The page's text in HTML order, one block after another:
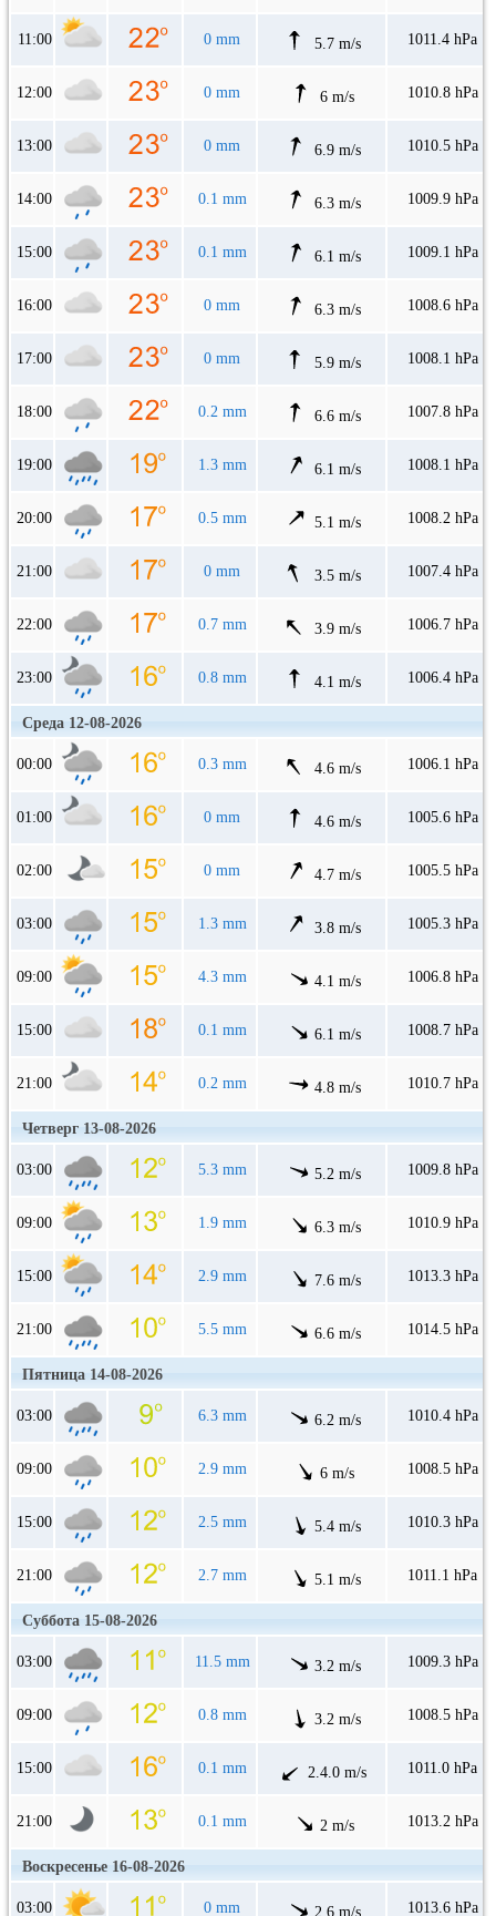
11:00 0 mm 5.7 m/s 1011.4 hPa
12:00 0 mm 6 m/s 1010.8 hPa
13:00 0 mm 6.9 m/s 1010.5 hPa
14:00 0.1 mm 6.3 m/s 1009.9 hPa
15:00 0.1 mm 6.1 m/s 1009.1 hPa
16:00 0 mm 6.3 m/s 1008.6 hPa
17:00 0 mm 5.9 m/s 1008.1 hPa
18:00 0.2 mm 6.6 m/s 1007.8 hPa
19:00 1.3 mm 6.1 m/s 1008.1 hPa
20:00 0.5 mm 5.1 m/s 1008.2 hPa
21:00 0 mm 3.5 m/s 1007.4 hPa
22:00 0.7 mm 3.9 m/s 1006.7 hPa
23:00 0.8 mm 4.1 m/s 1006.4 hPa
Среда 12-08-2026
00:00 0.3 mm 4.6 m/s 1006.1 hPa
01:00 0 mm 4.6 m/s 1005.6 hPa
02:00 0 mm 4.7 m/s 1005.5 hPa
03:00 1.3 mm 3.8 m/s 1005.3 hPa
09:00 4.3 mm 4.1 m/s 1006.8 hPa
15:00 0.1 mm 6.1 m/s 1008.7 hPa
21:00 0.2 mm 4.8 m/s 1010.7 hPa
Четверг 13-08-2026
03:00 5.3 mm 5.2 m/s 1009.8 hPa
09:00 1.9 mm 6.3 m/s 1010.9 hPa
15:00 2.9 mm 7.6 m/s 1013.3 hPa
21:00 5.5 mm 6.6 m/s 1014.5 hPa
Пятница 14-08-2026
03:00 6.3 mm 6.2 m/s 1010.4 hPa
09:00 2.9 mm 6 m/s 1008.5 hPa
15:00 2.5 mm 5.4 m/s 1010.3 hPa
21:00 2.7 mm 5.1 m/s 1011.1 hPa
Суббота 15-08-2026
03:00 11.5 mm 3.2 m/s 1009.3 hPa
09:00 0.8 mm 3.2 m/s 1008.5 hPa
15:00 0.1 mm 2.4.0 m/s 1011.0 hPa
21:00 0.1 mm 2 m/s 1013.2 hPa
Воскресенье 16-08-2026
03:00 0 mm 2.6 m/s 1013.6 hPa